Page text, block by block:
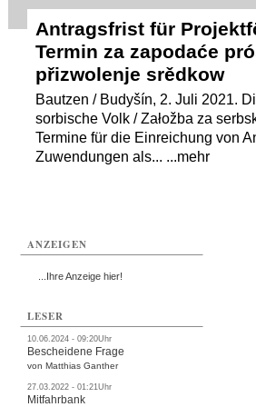
Antragsfrist für
Termin za zapodaće
přizwolenje srědkow
Bautzen / Budyšín, 2. Juli 2021.
sorbische Volk / Załožba za
Termine für die Einreichung von
Zuwendungen als... ...mehr
ANZEIGEN
...Ihre Anzeige hier!
LESER
10.06.2024 - 09:20Uhr
Bescheidene Frage
von Matthias Ganther
27.03.2022 - 01:21Uhr
Mitfahrbank